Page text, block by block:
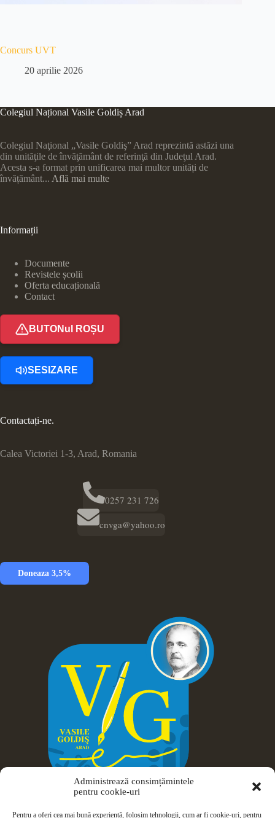
Administrează consimțămintele
pentru cookie-uri
Pentru a oferi cea mai bună experiență, folosim tehnologii, cum ar fi cookie-uri, pentru
Concurs UVT
20 aprilie 2026
Colegiul Național Vasile Goldiș Arad
Colegiul Naţional „Vasile Goldiş” Arad reprezintă astăzi una
din unităţile de învăţământ de referinţă din Judeţul Arad.
Acesta s-a format prin unificarea mai multor unități de
învățământ... Află mai multe
Informații
Documente
Revistele școlii
Oferta educațională
Contact
BUTONul ROȘU
SESIZARE
Contactați-ne.
Calea Victoriei 1-3, Arad, Romania
0257 231 726
cnvga@yahoo.ro
Doneaza 3,5%